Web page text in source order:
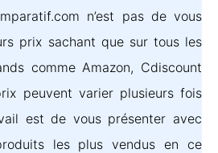
n’est pas de vous
prix sachant que sur tous les
comme Amazon, Cdiscount
peuvent varier plusieurs fois
est de vous présenter avec
les plus vendus en ce